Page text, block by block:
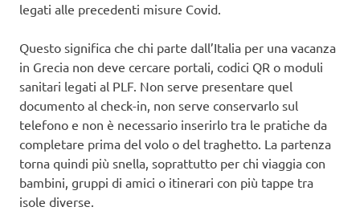
legati alle precedenti misure Covid.
Questo significa che chi parte dall’Italia per una vacanza
in Grecia non deve cercare portali, codici QR o moduli
sanitari legati al PLF. Non serve presentare quel
documento al check-in, non serve conservarlo sul
telefono e non è necessario inserirlo tra le pratiche da
completare prima del volo o del traghetto. La partenza
torna quindi più snella, soprattutto per chi viaggia con
bambini, gruppi di amici o itinerari con più tappe tra
isole diverse.